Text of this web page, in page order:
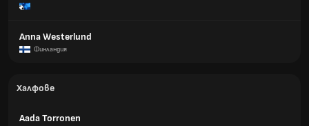
Anna Westerlund
Финландия
Халфове
Aada Torronen